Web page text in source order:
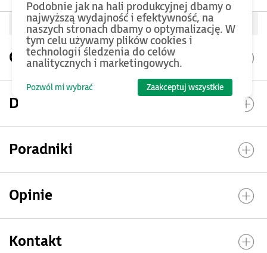
Oceń produkt
Opis produktu
Dokumentacja
Poradniki
Opinie
Kontakt
Podobnie jak na hali produkcyjnej dbamy o
najwyższą wydajność i efektywność, na
naszych stronach dbamy o optymalizację. W
tym celu używamy plików cookies i
technologii śledzenia do celów
analitycznych i marketingowych.
Pozwól mi wybrać Zaakceptuj wszystkie